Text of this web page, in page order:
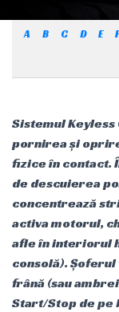
A B C D E F
Sistemul
pornirea și
fizice în contact.
de descuierea
concentrează
activa motorul,
afle în interiorul
consolă).
frână (sau
Start/Stop de pe